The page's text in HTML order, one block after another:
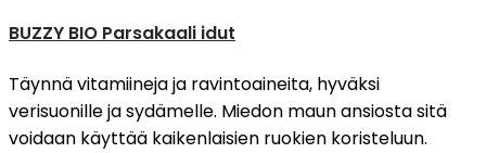
BUZZY BIO Parsakaali idut
Täynnä vitamiineja ja ravintoaineita, hyväksi
verisuonille ja sydämelle. Miedon maun ansiosta sitä
voidaan käyttää kaikenlaisien ruokien koristeluun.